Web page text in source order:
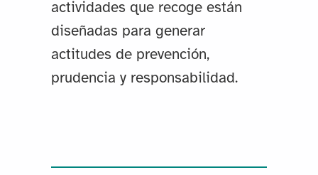
actividades que recoge están
diseñadas para generar
actitudes de prevención,
prudencia y responsabilidad.